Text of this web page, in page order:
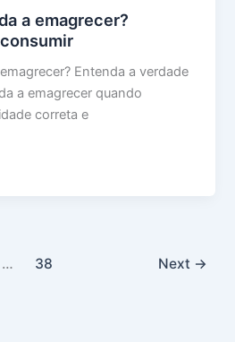
a emagrecer?
Entenda a verdade
a emagrecer quando
correta e
… 38 Next →